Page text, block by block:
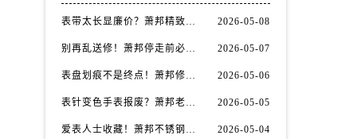
表带太长显廉价？萧邦精致佩戴从调整开始！ 2026-05-08
别再乱送修！萧邦停走前必做的5个自检步骤 2026-05-07
表盘划痕不是终点！萧邦修复技巧助你重拾自信 2026-05-06
表针变色手表报废？萧邦老玩家教你正确应对 2026-05-05
爱表人士收藏！萧邦不锈钢表壳划痕修复指南 2026-05-04